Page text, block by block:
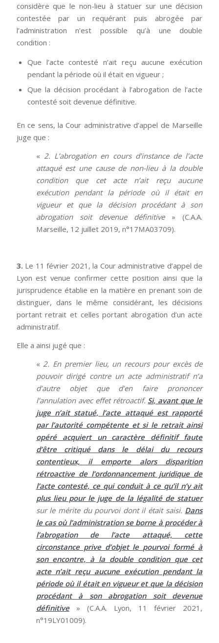
considère que le non-lieu à statuer sur une décision
contestée par un requérant puis abrogée par
l’administration n’est possible qu’à une double
condition :
Que l’acte contesté n’ait reçu aucune exécution
pendant la période où il était en vigueur ;
Que la décision procédant à l’abrogation de l’acte
contesté soit devenue définitive.
En ce sens, la Cour administrative d’appel de Marseille
juge que :
« 2. L’abrogation en cours d’instance de l’acte
attaqué est une cause de non-lieu à la double
condition que cet acte n’ait reçu aucune
exécution pendant la période où il était en
vigueur et que la décision procédant à son
abrogation soit devenue définitive » (C.A.A.
Marseille, 12 juillet 2019, n°17MA03709).
3. Le 11 février 2021, la Cour administrative d’appel de
Lyon est venue confirmer cette position ainsi que la
jurisprudence établie en la matière en prenant soin de
distinguer, dans le même considérant, les décisions
portant retrait et celles portant abrogation d’un acte
administratif.
Elle a ainsi jugé que :
« 2. En premier lieu, un recours pour excès de
pouvoir dirigé contre un acte administratif n’a
d’autre objet que d’en faire prononcer
l’annulation avec effet rétroactif. Si, avant que le
juge n’ait statué, l’acte attaqué est rapporté
par l’autorité compétente et si le retrait ainsi
opéré acquiert un caractère définitif faute
d’être critiqué dans le délai du recours
contentieux, il emporte alors disparition
rétroactive de l’ordonnancement juridique de
l’acte contesté, ce qui conduit à ce qu’il n’y ait
plus lieu pour le juge de la légalité de statuer
sur le mérite du pourvoi dont il était saisi. Dans
le cas où l’administration se borne à procéder à
l’abrogation de l’acte attaqué, cette
circonstance prive d’objet le pourvoi formé à
son encontre, à la double condition que cet
acte n’ait reçu aucune exécution pendant la
période où il était en vigueur et que la décision
procédant à son abrogation soit devenue
définitive» (C.A.A. Lyon, 11 février 2021,
n°19LY01009).